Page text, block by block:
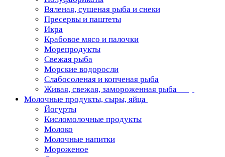
Вяленая, сушеная рыба и снеки
Пресервы и паштеты
Икра
Крабовое мясо и палочки
Морепродукты
Свежая рыба
Морские водоросли
Слабосоленая и копченая рыба
Живая, свежая, замороженная рыба
Молочные продукты, сыры, яйца
Йогурты
Кисломолочные продукты
Молоко
Молочные напитки
Мороженое